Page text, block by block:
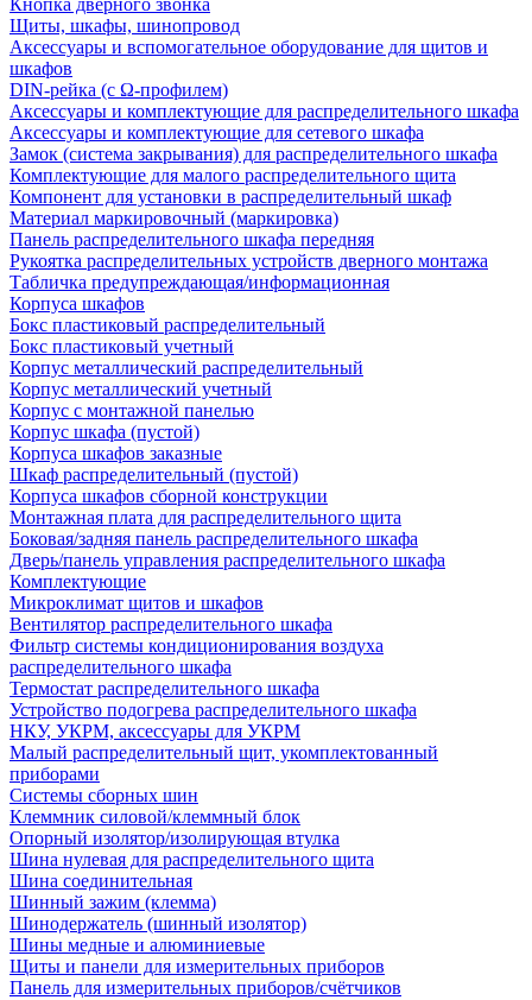
Кнопка дверного звонка
Щиты, шкафы, шинопровод
Аксессуары и вспомогательное оборудование для щитов и
шкафов
DIN-рейка (с Ω-профилем)
Аксессуары и комплектующие для распределительного шкафа
Аксессуары и комплектующие для сетевого шкафа
Замок (система закрывания) для распределительного шкафа
Комплектующие для малого распределительного щита
Компонент для установки в распределительный шкаф
Материал маркировочный (маркировка)
Панель распределительного шкафа передняя
Рукоятка распределительных устройств дверного монтажа
Табличка предупреждающая/информационная
Корпуса шкафов
Бокс пластиковый распределительный
Бокс пластиковый учетный
Корпус металлический распределительный
Корпус металлический учетный
Корпус с монтажной панелью
Корпус шкафа (пустой)
Корпуса шкафов заказные
Шкаф распределительный (пустой)
Корпуса шкафов сборной конструкции
Монтажная плата для распределительного щита
Боковая/задняя панель распределительного шкафа
Дверь/панель управления распределительного шкафа
Комплектующие
Микроклимат щитов и шкафов
Вентилятор распределительного шкафа
Фильтр системы кондиционирования воздуха
распределительного шкафа
Термостат распределительного шкафа
Устройство подогрева распределительного шкафа
НКУ, УКРМ, аксессуары для УКРМ
Малый распределительный щит, укомплектованный
приборами
Системы сборных шин
Клеммник силовой/клеммный блок
Опорный изолятор/изолирующая втулка
Шина нулевая для распределительного щита
Шина соединительная
Шинный зажим (клемма)
Шинодержатель (шинный изолятор)
Шины медные и алюминиевые
Щиты и панели для измерительных приборов
Панель для измерительных приборов/счётчиков